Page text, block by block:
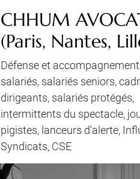
CHHUM
(Paris, Nantes,
Défense et
salariés, salariés seniors,
dirigeants, salariés protégés,
intermittents du spectacle,
pigistes, lanceurs d'alerte,
Syndicats, CSE